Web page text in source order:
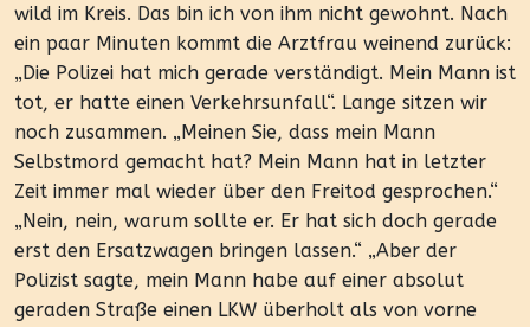
wild im Kreis. Das bin ich von ihm nicht gewohnt. Nach
ein paar Minuten kommt die Arztfrau weinend zurück:
„Die Polizei hat mich gerade verständigt. Mein Mann ist
tot, er hatte einen Verkehrsunfall“. Lange sitzen wir
noch zusammen. „Meinen Sie, dass mein Mann
Selbstmord gemacht hat? Mein Mann hat in letzter
Zeit immer mal wieder über den Freitod gesprochen.“
„Nein, nein, warum sollte er. Er hat sich doch gerade
erst den Ersatzwagen bringen lassen.“ „Aber der
Polizist sagte, mein Mann habe auf einer absolut
geraden Straße einen LKW überholt als von vorne